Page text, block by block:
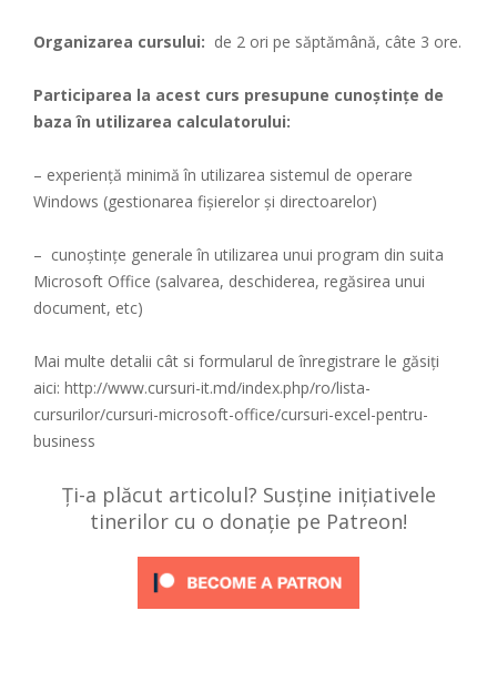
Organizarea cursului: de 2 ori pe săptămână, câte 3 ore.
Participarea la acest curs presupune cunoștințe de
baza în utilizarea calculatorului:
– experiență minimă în utilizarea sistemul de operare
Windows (gestionarea fișierelor și directoarelor)
– cunoștințe generale în utilizarea unui program din suita
Microsoft Office (salvarea, deschiderea, regăsirea unui
document, etc)
Mai multe detalii cât si formularul de înregistrare le găsiți
aici: http://www.cursuri-it.md/index.php/ro/lista-
cursurilor/cursuri-microsoft-office/cursuri-excel-pentru-
business
Ți-a plăcut articolul? Susține inițiativele
tinerilor cu o donație pe Patreon!